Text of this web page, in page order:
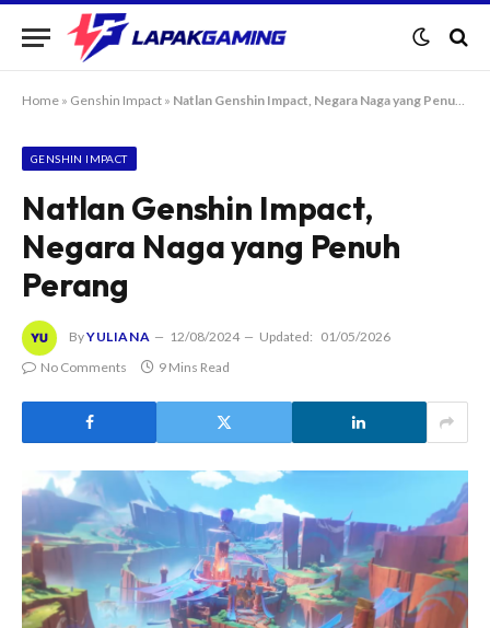
Home » Genshin Impact » Natlan Genshin Impact, Negara Naga yang Penuh Perang
GENSHIN IMPACT
Natlan Genshin Impact,
Negara Naga yang Penuh
Perang
ByYULIANA 12/08/2024 Updated: 01/05/2026
No Comments
9 Mins Read